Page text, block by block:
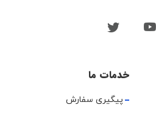
خدمات ما
پیگیری سفارش